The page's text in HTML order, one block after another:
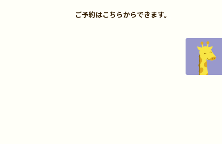
ご予約はこちらからできます。